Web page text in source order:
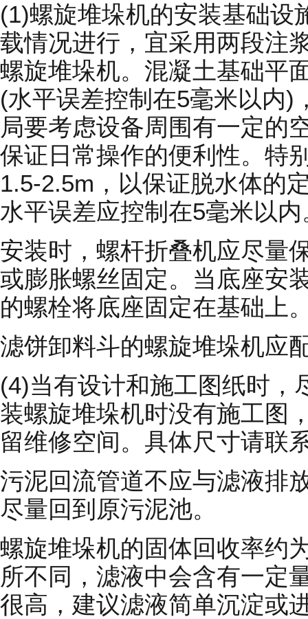
(1)螺旋堆垛机的安装基础设
载情况进行，宜采用两段注
螺旋堆垛机。混凝土基础平
(水平误差控制在5毫米以内)
局要考虑设备周围有一定的
保证日常操作的便利性。特
1.5-2.5m，以保证脱水体的
水平误差应控制在5毫米以内
安装时，螺杆折叠机应尽量
或膨胀螺丝固定。当底座安
的螺栓将底座固定在基础上
滤饼卸料斗的螺旋堆垛机应
(4)当有设计和施工图纸时，
装螺旋堆垛机时没有施工图
留维修空间。具体尺寸请联
污泥回流管道不应与滤液排
尽量回到原污泥池。
螺旋堆垛机的固体回收率约
所不同，滤液中会含有一定
很高，建议滤液简单沉淀或